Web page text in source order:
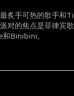
炙手可热的歌手和
对的焦点是菲律宾
和Binibini。